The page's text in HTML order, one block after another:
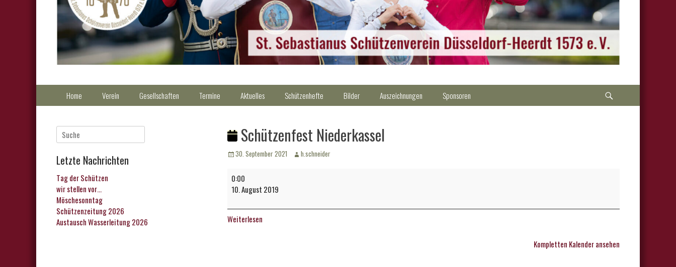
Primärmenu
Home Verein Gesellschaften Termine Aktuelles Schützenhefte Bilder Auszeichnungen Sponsoren
Schützenfest Niederkassel
Veröffentlicht
30. September 2021 Autorh.schneider
Schützenfest
Niederkassel
0:00
10. August 2019
Weiterlesen
Kompletten Kalender ansehen
Suche
nach:
Letzte Nachrichten
Tag der Schützen
wir stellen vor…
Möschesonntag
Schützenzeitung 2026
Austausch Wasserleitung 2026